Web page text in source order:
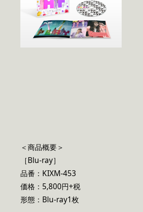
＜商品概要＞
［Blu-ray］
品番：KIXM-453
価格：5,800円+税
形態：Blu-ray1枚